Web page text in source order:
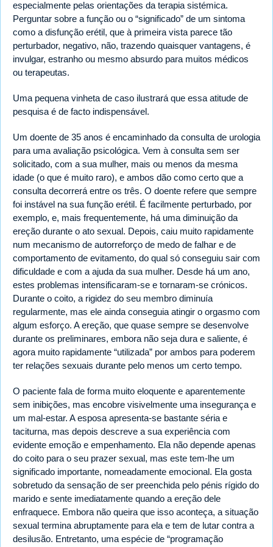
especialmente pelas orientações da terapia sistémica.
Perguntar sobre a função ou o “significado” de um sintoma
como a disfunção erétil, que à primeira vista parece tão
perturbador, negativo, não, trazendo quaisquer vantagens, é
invulgar, estranho ou mesmo absurdo para muitos médicos
ou terapeutas.
Uma pequena vinheta de caso ilustrará que essa atitude de
pesquisa é de facto indispensável.
Um doente de 35 anos é encaminhado da consulta de urologia
para uma avaliação psicológica. Vem à consulta sem ser
solicitado, com a sua mulher, mais ou menos da mesma
idade (o que é muito raro), e ambos dão como certo que a
consulta decorrerá entre os três. O doente refere que sempre
foi instável na sua função erétil. É facilmente perturbado, por
exemplo, e, mais frequentemente, há uma diminuição da
ereção durante o ato sexual. Depois, caiu muito rapidamente
num mecanismo de autorreforço de medo de falhar e de
comportamento de evitamento, do qual só conseguiu sair com
dificuldade e com a ajuda da sua mulher. Desde há um ano,
estes problemas intensificaram-se e tornaram-se crónicos.
Durante o coito, a rigidez do seu membro diminuía
regularmente, mas ele ainda conseguia atingir o orgasmo com
algum esforço. A ereção, que quase sempre se desenvolve
durante os preliminares, embora não seja dura e saliente, é
agora muito rapidamente “utilizada” por ambos para poderem
ter relações sexuais durante pelo menos um certo tempo.
O paciente fala de forma muito eloquente e aparentemente
sem inibições, mas encobre visivelmente uma insegurança e
um mal-estar. A esposa apresenta-se bastante séria e
taciturna, mas depois descreve a sua experiência com
evidente emoção e empenhamento. Ela não depende apenas
do coito para o seu prazer sexual, mas este tem-lhe um
significado importante, nomeadamente emocional. Ela gosta
sobretudo da sensação de ser preenchida pelo pénis rígido do
marido e sente imediatamente quando a ereção dele
enfraquece. Embora não queira que isso aconteça, a situação
sexual termina abruptamente para ela e tem de lutar contra a
desilusão. Entretanto, uma espécie de “programação